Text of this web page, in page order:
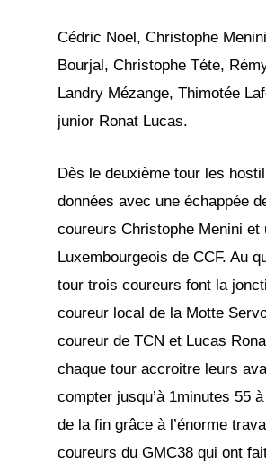
Cédric Noel, Christophe
Bourjal, Christophe Téte,
Landry Mézange, Thimotée
junior Ronat Lucas.
Dès le deuxième tour les
données avec une échappée
coureurs Christophe Menini et
Luxembourgeois de CCF. Au
tour trois coureurs font la
coureur local de la Motte
coureur de TCN et Lucas
chaque tour accroitre leurs
compter jusqu’à 1minutes 55
de la fin grâce à l’énorme
coureurs du GMC38 qui ont